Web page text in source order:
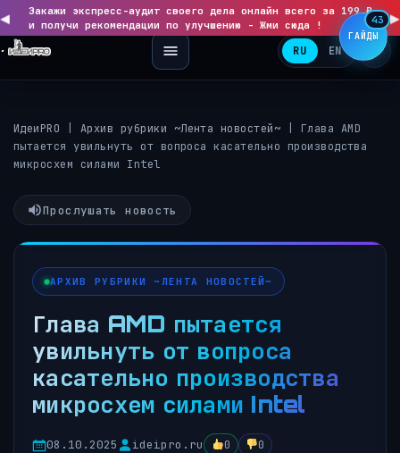
◀
Закажи экспресс-аудит своего дела онлайн всего за 199 ₽
и получи рекомендации по улучшению - Жми сюда !
▶
RU EN
ИдеиPRO Архив рубрики ~Лента новостей~
Глава AMD
пытается увильнуть от вопроса касательно производства
микросхем силами Intel
Прослушать новость
АРХИВ РУБРИКИ ~ЛЕНТА НОВОСТЕЙ~
Глава AMD пытается
увильнуть от вопроса
касательно производства
микросхем силами Intel
08.10.2025 ideipro.ru 0 0
ГАЙДЫ
43